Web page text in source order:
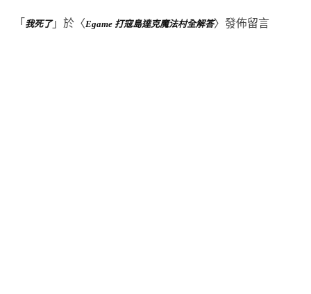
「 我死了」於〈Egame 打寇島達克魔法村全解答〉發佈留言